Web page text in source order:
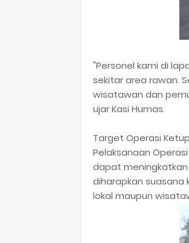
​"Personel kami di
sekitar area rawan.
wisatawan dan
ujar Kasi Humas.
​Target Operasi
​Pelaksanaan
dapat
diharapkan
lokal maupun